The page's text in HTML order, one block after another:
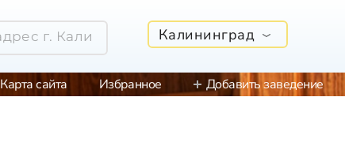
Калининград
Карта сайта Избранное Добавить заведение